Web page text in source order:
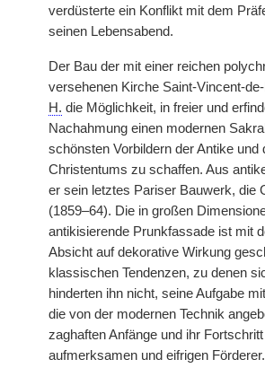
verdüsterte ein Konflikt mit dem
seinen Lebensabend.
Der Bau der mit einer reichen
versehenen Kirche Saint-Vincent-
H. die Möglichkeit, in freier und
Nachahmung einen modernen
schönsten Vorbildern der Antike und
Christentums zu schaffen. Aus
er sein letztes Pariser Bauwerk, die
(1859–64). Die in großen
antikisierende Prunkfassade ist mit
Absicht auf dekorative Wirkung
klassischen Tendenzen, zu denen
hinderten ihn nicht, seine Aufgabe
die von der modernen Technik
zaghaften Anfänge und ihr
aufmerksamen und eifrigen